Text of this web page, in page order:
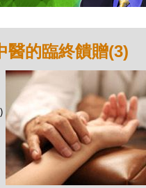
醫的臨終饋贈(3)